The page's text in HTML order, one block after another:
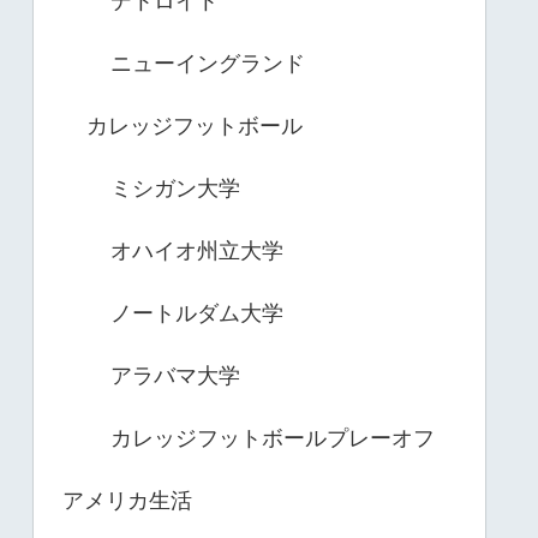
ニューイングランド
カレッジフットボール
ミシガン大学
オハイオ州立大学
ノートルダム大学
アラバマ大学
カレッジフットボールプレーオフ
アメリカ生活